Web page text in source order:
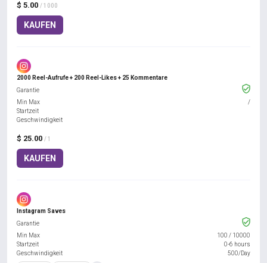
$ 5.00 / 1000
KAUFEN
2000 Reel-Aufrufe + 200 Reel-Likes + 25 Kommentare
$ 25.00 / 1
KAUFEN
Garantie
Min Max
/
Startzeit
Geschwindigkeit
Instagram Saves
Garantie
Min Max
100 / 10000
Startzeit
0-6 hours
Geschwindigkeit
500/Day